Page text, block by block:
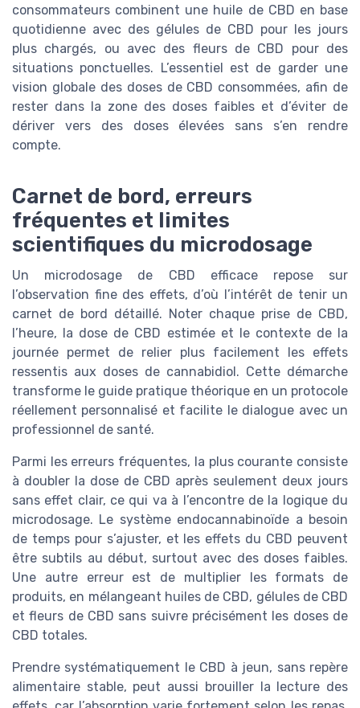
consommateurs combinent une huile de CBD en base
quotidienne avec des gélules de CBD pour les jours
plus chargés, ou avec des fleurs de CBD pour des
situations ponctuelles. L’essentiel est de garder une
vision globale des doses de CBD consommées, afin de
rester dans la zone des doses faibles et d’éviter de
dériver vers des doses élevées sans s’en rendre
compte.
Carnet de bord, erreurs
fréquentes et limites
scientifiques du microdosage
Un microdosage de CBD efficace repose sur
l’observation fine des effets, d’où l’intérêt de tenir un
carnet de bord détaillé. Noter chaque prise de CBD,
l’heure, la dose de CBD estimée et le contexte de la
journée permet de relier plus facilement les effets
ressentis aux doses de cannabidiol. Cette démarche
transforme le guide pratique théorique en un protocole
réellement personnalisé et facilite le dialogue avec un
professionnel de santé.
Parmi les erreurs fréquentes, la plus courante consiste
à doubler la dose de CBD après seulement deux jours
sans effet clair, ce qui va à l’encontre de la logique du
microdosage. Le système endocannabinoïde a besoin
de temps pour s’ajuster, et les effets du CBD peuvent
être subtils au début, surtout avec des doses faibles.
Une autre erreur est de multiplier les formats de
produits, en mélangeant huiles de CBD, gélules de CBD
et fleurs de CBD sans suivre précisément les doses de
CBD totales.
Prendre systématiquement le CBD à jeun, sans repère
alimentaire stable, peut aussi brouiller la lecture des